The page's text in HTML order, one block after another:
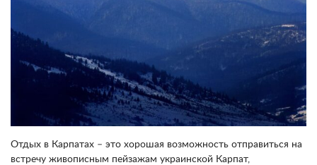
Отдых в Карпатах – это хорошая возможность отправиться на
встречу живописным пейзажам украинской Карпат,